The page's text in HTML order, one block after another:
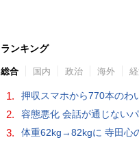
ランキング
総合 国内 政治 海外
1. 押収スマホから770本のわいせつ動画 15歳少女に酒と薬飲ませ性的暴行か 54歳男を
2. 容態悪化 会話が通じない
3. 体重62kg→82kgに 寺田心